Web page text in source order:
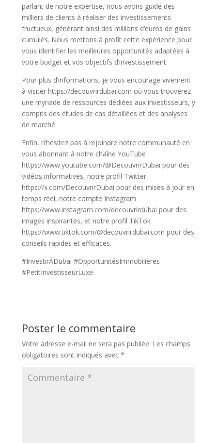
parlant de notre expertise, nous avons guidé des
milliers de clients à réaliser des investissements
fructueux, générant ainsi des millions d’euros de gains
cumulés. Nous mettons à profit cette expérience pour
vous identifier les meilleures opportunités adaptées à
votre budget et vos objectifs d’investissement.
Pour plus d’informations, je vous encourage vivement
à visiter https://decouvrirdubai.com où vous trouverez
une myriade de ressources dédiées aux investisseurs, y
compris des études de cas détaillées et des analyses
de marché.
Enfin, n’hésitez pas à rejoindre notre communauté en
vous abonnant à notre chaîne YouTube
https://www.youtube.com/@DecouvrirDubai pour des
vidéos informatives, notre profil Twitter
https://x.com/DecouvrirDubai pour des mises à jour en
temps réel, notre compte Instagram
https://www.instagram.com/decouvrirdubai pour des
images inspirantes, et notre profil TikTok
https://www.tiktok.com/@decouvrirdubai.com pour des
conseils rapides et efficaces.
#InvestirÀDubai #OpportunitésImmobilières
#PetitInvestisseurLuxe
Poster le commentaire
Votre adresse e-mail ne sera pas publiée. Les champs
obligatoires sont indiqués avec *